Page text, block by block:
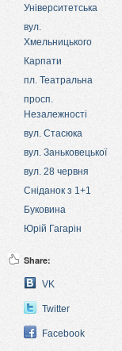
Університетська
вул.
Хмельницького
Карпати
пл. Театральна
просп.
Незалежності
вул. Стасюка
вул. Заньковецької
вул. 28 червня
Сніданок з 1+1
Буковина
Юрій Гагарін
Share:
VK
Twitter
Facebook